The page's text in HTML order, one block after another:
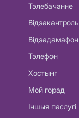
Тэлебачанне
Відэакантроль
Відэадамафон
Тэлефон
Хостынг
Мой горад
Іншыя паслугі